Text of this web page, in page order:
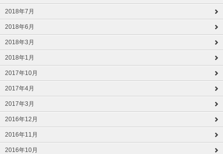
2018年7月
2018年6月
2018年3月
2018年1月
2017年10月
2017年4月
2017年3月
2016年12月
2016年11月
2016年10月